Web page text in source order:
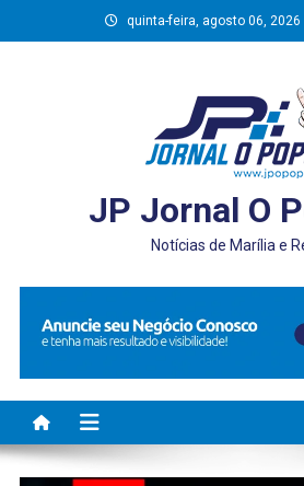
to
quinta-feira, agosto 06, 2026
JP Jornal O
Notícias de Marília e